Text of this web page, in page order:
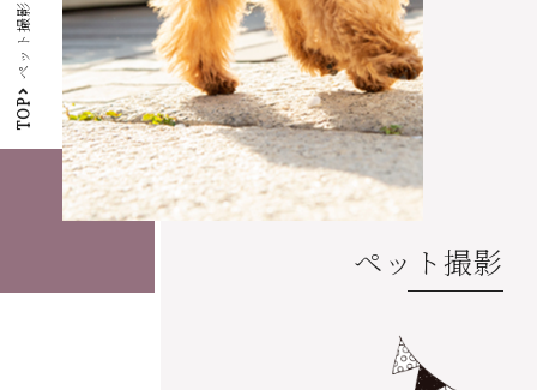
TOP
ペット撮影
ペット撮影